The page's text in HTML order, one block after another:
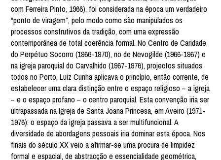
com Ferreira Pinto, 1966), foi considerada na época um verdadeiro
“ponto de viragem”, pelo modo como são manipulados os
processos construtivos da tradição, com uma expressão
contemporânea de total coerência formal. No Centro de Caridade
do Perpétuo Socorro (1966-1970), no de Nevogilde (1966-1967) e
na igreja paroquial do Carvalhido (1967-1976), projectos situados
todos no Porto, Luiz Cunha aplicava o princípio, então corrente, de
estabelecer uma clara distinção entre o espaço religioso – a igreja
– e o espaço profano – o centro paroquial. Esta convenção iria ser
ultrapassada na Igreja de Santa Joana Princesa, em Aveiro (1971-
1976): o espaço da igreja passava a ser multifuncional. A
diversidade de abordagens pessoais iria dominar esta época. Nos
finais do século XX veio a afirmar-se uma procura de limpidez
formal e espacial, de abstracção e essencialidade geométrica,